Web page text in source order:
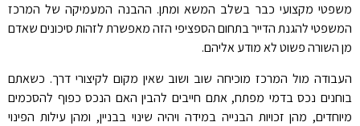
משפטי מקצועי כבר בשלב המשא ומתן. ההבנה המעמיקה של המרכז
המשפטי להגנת הדייר בתחום הספציפי הזה מאפשרת לזהות סיכונים שאדם
מן השורה פשוט לא מודע אליהם.
העבודה מול המרכז מוכיחה שוב ושוב שאין מקום לקיצורי דרך. כשאתם
בוחנים נכס בדמי מפתח, אתם חייבים להבין האם הנכס כפוף להסכמים
מיוחדים, מהן זכויות הבנייה במידה ויהיה שינוי בבניין, ומהן עילות הפינוי